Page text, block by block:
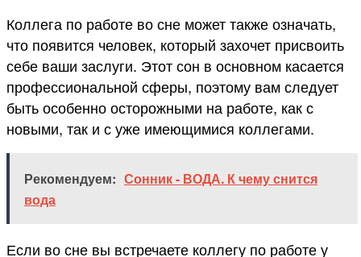
Коллега по работе во сне может также означать,
что появится человек, который захочет присвоить
себе ваши заслуги. Этот сон в основном касается
профессиональной сферы, поэтому вам следует
быть особенно осторожными на работе, как с
новыми, так и с уже имеющимися коллегами.
Рекомендуем: Сонник - ВОДА. К чему снится
вода
Если во сне вы встречаете коллегу по работе у